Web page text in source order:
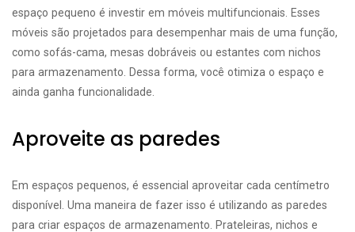
espaço pequeno é investir em móveis multifuncionais. Esses
móveis são projetados para desempenhar mais de uma função,
como sofás-cama, mesas dobráveis ou estantes com nichos
para armazenamento. Dessa forma, você otimiza o espaço e
ainda ganha funcionalidade.
Aproveite as paredes
Em espaços pequenos, é essencial aproveitar cada centímetro
disponível. Uma maneira de fazer isso é utilizando as paredes
para criar espaços de armazenamento. Prateleiras, nichos e